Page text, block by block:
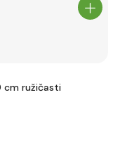
cm ružičasti